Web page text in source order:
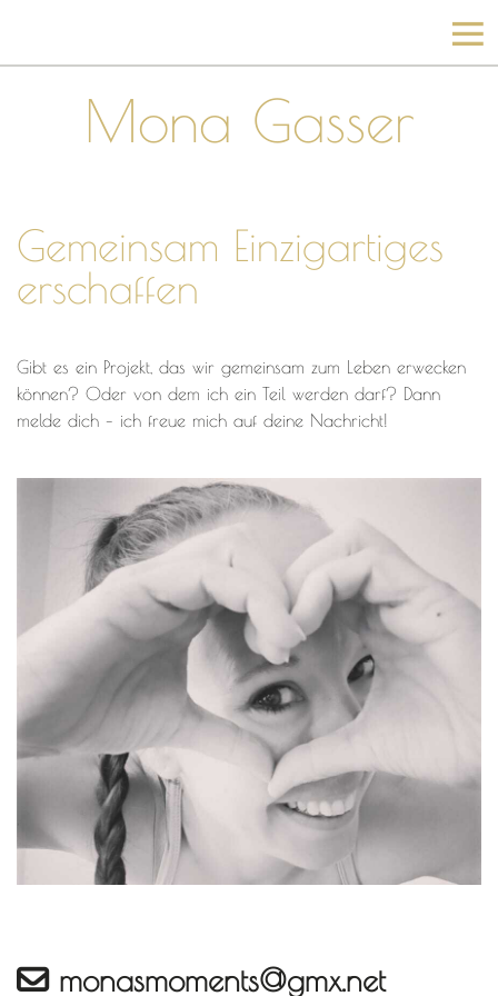
Mona Gasser
Gemeinsam Einzigartiges
erschaffen
Gibt es ein Projekt, das wir gemeinsam zum Leben erwecken
können? Oder von dem ich ein Teil werden darf? Dann
melde dich – ich freue mich auf deine Nachricht!
monasmoments@gmx.net